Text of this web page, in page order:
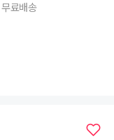
료배송